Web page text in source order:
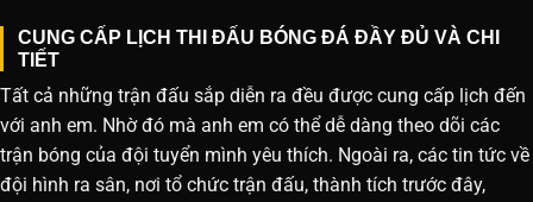
CUNG CẤP LỊCH THI ĐẤU BÓNG ĐÁ ĐẦY ĐỦ VÀ CHI
TIẾT
Tất cả những trận đấu sắp diễn ra đều được cung cấp lịch đến
với anh em. Nhờ đó mà anh em có thể dễ dàng theo dõi các
trận bóng của đội tuyển mình yêu thích. Ngoài ra, các tin tức về
đội hình ra sân, nơi tổ chức trận đấu, thành tích trước đây,